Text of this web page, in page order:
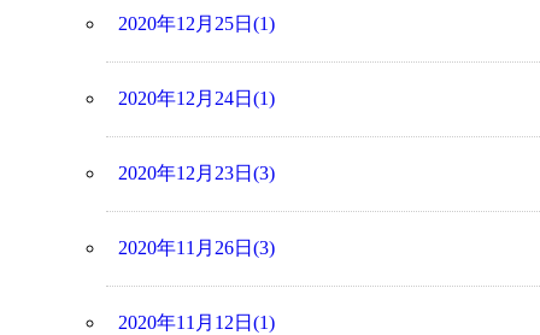
2020年12月25日(1)
2020年12月24日(1)
2020年12月23日(3)
2020年11月26日(3)
2020年11月12日(1)